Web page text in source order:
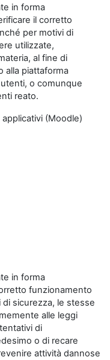
in forma
il corretto
per motivi di
utilizzate,
al fine di
alla piattaforma
o comunque
reato.
(Moodle)
in forma
funzionamento
sicurezza, le stesse
alle leggi
di
o di recare
attività dannose